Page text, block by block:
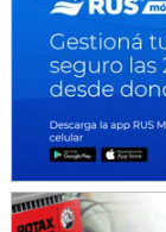
TUCUMANO - F5
Juan Navarro (Asfalto)
El Timbó (Tucumán)